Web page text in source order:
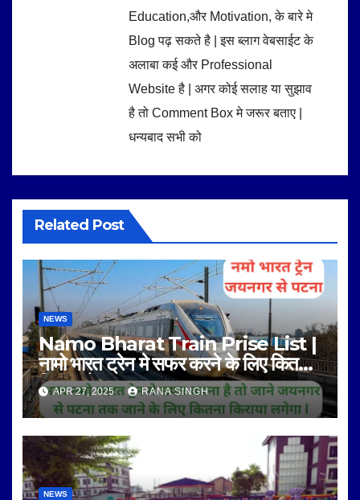
Education,और Motivation, के बारे मे
Blog पढ़ सकते है | इस ब्लाग वेबसाईट के
अलाबा कई और Professional
Website है | अगर कोई सलाह या सुझाव
है तो Comment Box मे जरूर बताए |
धन्यबाद सभी को
Related Post
NEWS
Namo Bharat Train Prise List |
नामो भारत ट्रेन मे सफर करने के लिए कितना
किराया है |
APR 27, 2025 RANA SINGH
NEWS